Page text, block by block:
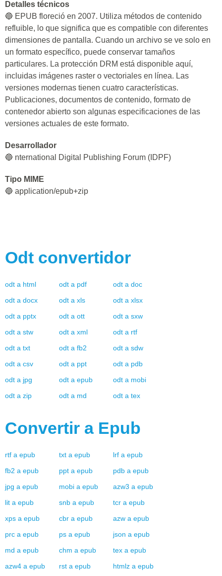
Detalles técnicos
🔵 EPUB floreció en 2007. Utiliza métodos de contenido
refluible, lo que significa que es compatible con diferentes
dimensiones de pantalla. Cuando un archivo se ve solo en
un formato específico, puede conservar tamaños
particulares. La protección DRM está disponible aquí,
incluidas imágenes raster o vectoriales en línea. Las
versiones modernas tienen cuatro características.
Publicaciones, documentos de contenido, formato de
contenedor abierto son algunas especificaciones de las
versiones actuales de este formato.
Desarrollador
🔵 nternational Digital Publishing Forum (IDPF)
Tipo MIME
🔵 application/epub+zip
Odt convertidor
odt a html odt a pdf odt a doc
odt a docx odt a xls odt a xlsx
odt a pptx odt a ott odt a sxw
odt a stw odt a xml odt a rtf
odt a txt odt a fb2 odt a sdw
odt a csv odt a ppt odt a pdb
odt a jpg odt a epub odt a mobi
odt a zip odt a md odt a tex
Convertir a Epub
rtf a epub txt a epub lrf a epub
fb2 a epub ppt a epub pdb a epub
jpg a epub mobi a epub azw3 a epub
lit a epub snb a epub tcr a epub
xps a epub cbr a epub azw a epub
prc a epub ps a epub json a epub
md a epub chm a epub tex a epub
azw4 a epub rst a epub htmlz a epub